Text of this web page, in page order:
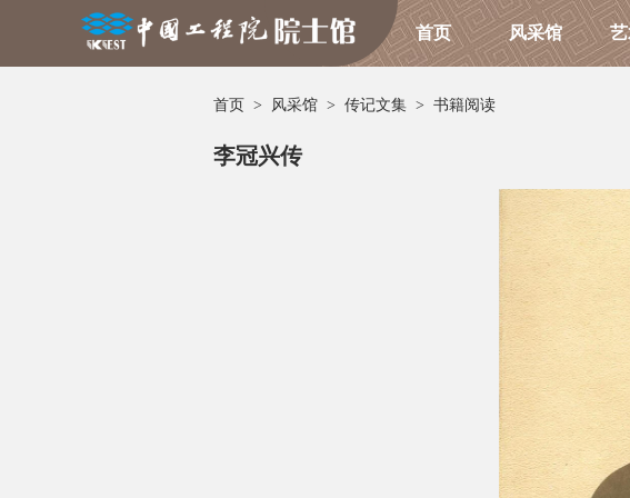
首页 风采馆
首页 > 风采馆 > 传记文集 > 书籍阅读
李冠兴传